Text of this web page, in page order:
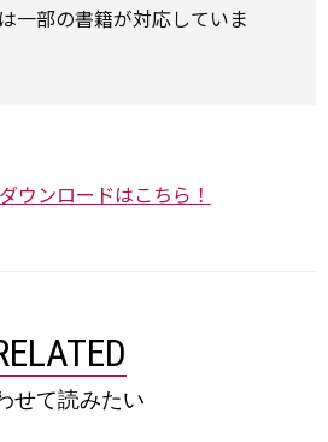
一部の書籍が対応していま
ウンロードはこちら！
せて読みたい